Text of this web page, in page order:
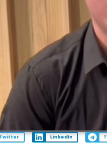
Twitter LinkedIn